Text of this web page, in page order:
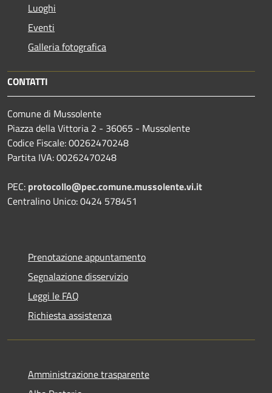
Luoghi
Eventi
Galleria fotografica
CONTATTI
Comune di Mussolente
Piazza della Vittoria 2 - 36065 - Mussolente
Codice Fiscale: 00262470248
Partita IVA: 00262470248
PEC: protocollo@pec.comune.mussolente.vi.it
Centralino Unico: 0424 578451
Prenotazione appuntamento
Segnalazione disservizio
Leggi le FAQ
Richiesta assistenza
Amministrazione trasparente